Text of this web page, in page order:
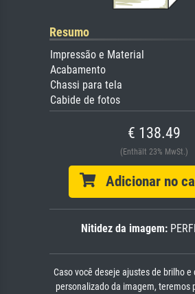
Resumo
Impressão e Material
Acabamento
Chassi para tela
Cabide de fotos
€ 138.49
(Enthält 23% MwSt.)
Adicionar no
Nitidez da imagem:
Caso você deseje ajustes de brilho e
personalizado da imagem, teremos